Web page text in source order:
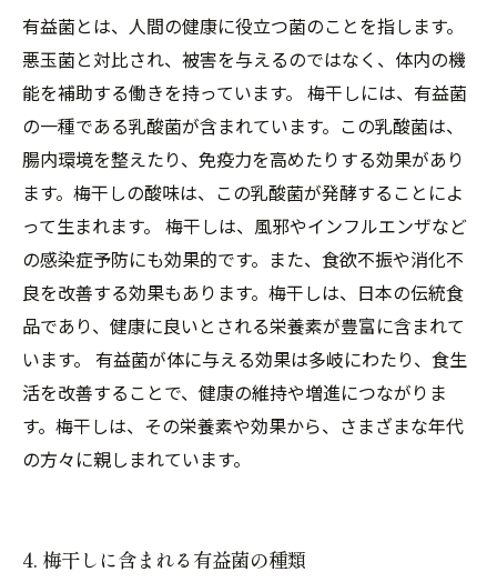
有益菌とは、人間の健康に役立つ菌のことを指します。
悪玉菌と対比され、被害を与えるのではなく、体内の機
能を補助する働きを持っています。 梅干しには、有益菌
の一種である乳酸菌が含まれています。この乳酸菌は、
腸内環境を整えたり、免疫力を高めたりする効果があり
ます。梅干しの酸味は、この乳酸菌が発酵することによ
って生まれます。 梅干しは、風邪やインフルエンザなど
の感染症予防にも効果的です。また、食欲不振や消化不
良を改善する効果もあります。梅干しは、日本の伝統食
品であり、健康に良いとされる栄養素が豊富に含まれて
います。 有益菌が体に与える効果は多岐にわたり、食生
活を改善することで、健康の維持や増進につながりま
す。梅干しは、その栄養素や効果から、さまざまな年代
の方々に親しまれています。
4. 梅干しに含まれる有益菌の種類